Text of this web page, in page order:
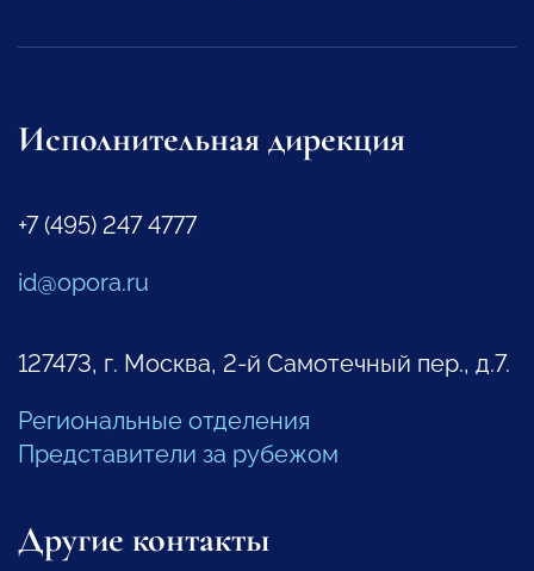
Исполнительная дирекция
+7 (495) 247 4777
id@opora.ru
127473, г. Москва, 2-й Самотечный пер., д.7.
Региональные отделения
Представители за рубежом
Другие контакты